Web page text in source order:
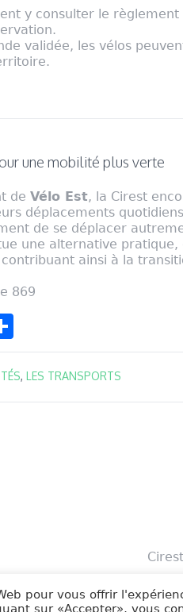
y consulter le
validée, les vélos
une mobilité plus verte
de Vélo Est, la Cirest
déplacements
de se déplacer
une alternative
ainsi à la
869
, LES TRANSPORTS
pour vous offrir
sur «Accepter», vous